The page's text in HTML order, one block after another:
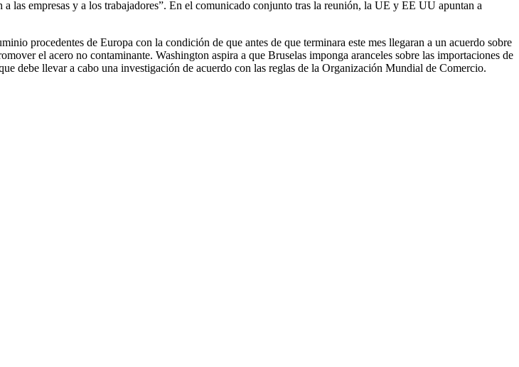
las empresas y a los trabajadores”. En el comunicado conjunto tras la reunión, la UE y EE UU apuntan a
procedentes de Europa con la condición de que antes de que terminara este mes llegaran a un acuerdo sobre
el acero no contaminante. Washington aspira a que Bruselas imponga aranceles sobre las importaciones de
debe llevar a cabo una investigación de acuerdo con las reglas de la Organización Mundial de Comercio.